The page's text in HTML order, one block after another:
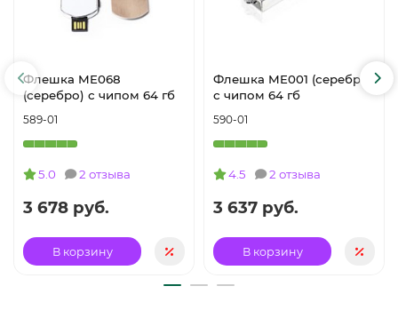
Флешка ME068
(серебро) с чипом 64 гб
589-01
5.0 2 отзыва
3 678 руб.
В корзину
Флешка ME001 (серебро)
с чипом 64 гб
590-01
4.5 2 отзыва
3 637 руб.
В корзину